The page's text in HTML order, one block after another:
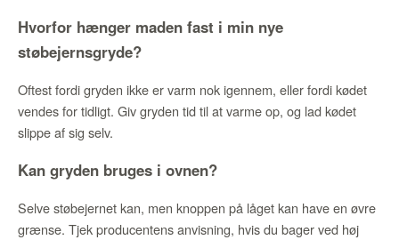
Hvorfor hænger maden fast i min nye
støbejernsgryde?
Oftest fordi gryden ikke er varm nok igennem, eller fordi kødet
vendes for tidligt. Giv gryden tid til at varme op, og lad kødet
slippe af sig selv.
Kan gryden bruges i ovnen?
Selve støbejernet kan, men knoppen på låget kan have en øvre
grænse. Tjek producentens anvisning, hvis du bager ved høj